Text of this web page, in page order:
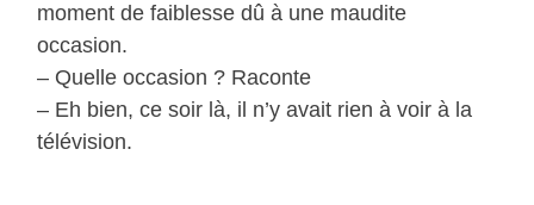
moment de faiblesse dû à une maudite
occasion.
– Quelle occasion ? Raconte
– Eh bien, ce soir là, il n’y avait rien à voir à la
télévision.